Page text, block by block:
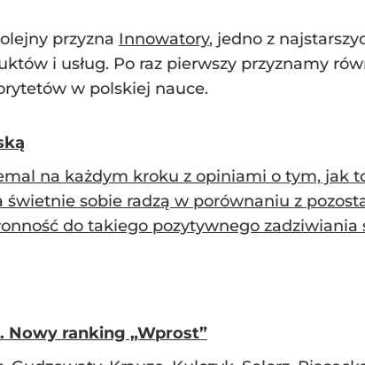
przyzna Innowatory, jedno z
i usług. Po raz pierwszy przyznamy
w polskiej nauce.
na każdym kroku z opiniami o tym, jak
sobie radzą w porównaniu z
do takiego pozytywnego zadziwiania
Nowy ranking „Wprost”